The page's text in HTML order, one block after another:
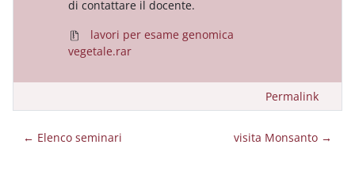
di contattare il docente.
lavori per esame genomica
vegetale.rar
Permalink
← Elenco seminari visita Monsanto →